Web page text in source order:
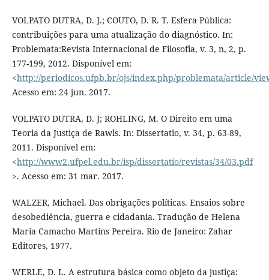
VOLPATO DUTRA, D. J.; COUTO, D. R. T. Esfera Pública:
contribuições para uma atualização do diagnóstico. In:
Problemata:Revista Internacional de Filosofia, v. 3, n, 2, p.
177-199, 2012. Disponível em:
<http://periodicos.ufpb.br/ojs/index.php/problemata/article/
Acesso em: 24 jun. 2017.
VOLPATO DUTRA, D. J; ROHLING, M. O Direito em uma
Teoria da Justiça de Rawls. In: Dissertatio, v. 34, p. 63-89,
2011. Disponível em:
<http://www2.ufpel.edu.br/isp/dissertatio/revistas/34/03.pdf
>. Acesso em: 31 mar. 2017.
WALZER, Michael. Das obrigações políticas. Ensaios sobre
desobediência, guerra e cidadania. Tradução de Helena
Maria Camacho Martins Pereira. Rio de Janeiro: Zahar
Editores, 1977.
WERLE, D. L. A estrutura básica como objeto da justiça: